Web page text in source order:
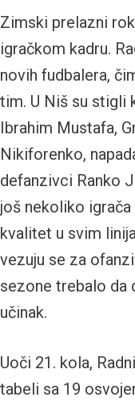
Zimski prelazni
igračkom kadru.
novih fudbalera,
tim. U Niš su stigli
Ibrahim Mustafa,
Nikiforenko,
defanzivci Ranko
još nekoliko
kvalitet u svim
vezuju se za
sezone trebalo da
učinak.
Uoči 21. kola,
tabeli sa 19